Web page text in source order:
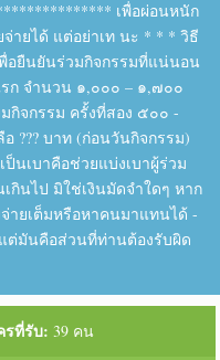
เพื่อผ่อนหนัก
ายได้ แต่อย่าเท นะ * * * วิธี
อยืนยันร่วมกิจกรรมที่แน่นอน
ก จำนวน ๑,๐๐๐ – ๑,๗๐๐
กิจกรรม ครั้งที่สอง ๕๐๐ -
??? บาท (ก่อนวันกิจกรรม)
นเบาคือช่วยแบ่งเบาผู้ร่วม
กินไป มิใช่เงินมัดจำใดๆ หาก
ายเต็มหรือหาคนมาแทนได้ -
ต่มันคือส่วนที่ท่านต้องรับผิด
รที่รับ: 39 คน